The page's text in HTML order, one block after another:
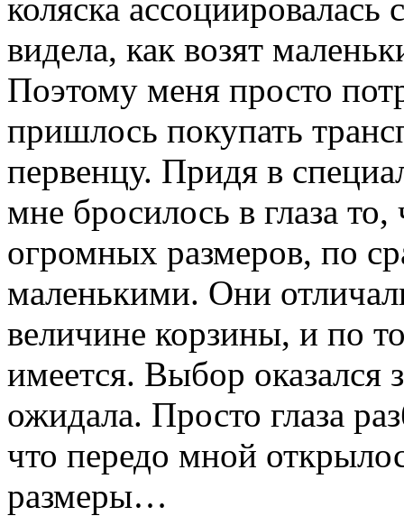
коляска
видела, как возят
Поэтому меня просто
пришлось покупать
первенцу. Придя в
мне бросилось в глаза то,
огромных размеров, по
маленькими. Они
величине корзины, и по
имеется. Выбор оказался
ожидала. Просто глаза
что передо мной
размеры…